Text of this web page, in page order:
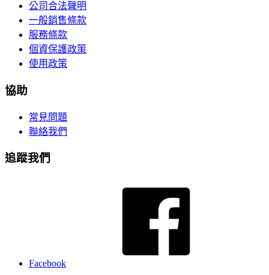
公司合法聲明
一般銷售條款
服務條款
個資保護政策
使用政策
協助
常見問題
聯絡我們
追蹤我們
Facebook